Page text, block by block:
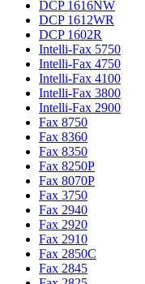
DCP 1616NW
DCP 1612WR
DCP 1602R
Intelli-Fax 5750
Intelli-Fax 4750
Intelli-Fax 4100
Intelli-Fax 3800
Intelli-Fax 2900
Fax 8750
Fax 8360
Fax 8350
Fax 8250P
Fax 8070P
Fax 3750
Fax 2940
Fax 2920
Fax 2910
Fax 2850C
Fax 2845